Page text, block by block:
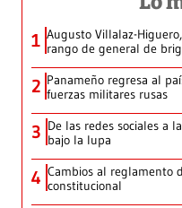
1 Augusto Villalaz-
rango de general de
2 Panameño regresa al
fuerzas militares rusas
3 De las redes sociales a
bajo la lupa
4 Cambios al reglamento
constitucional